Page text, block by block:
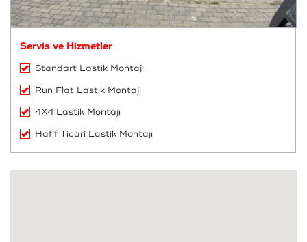
Servis ve Hizmetler
Standart Lastik Montajı
Run Flat Lastik Montajı
4X4 Lastik Montajı
Hafif Ticari Lastik Montajı